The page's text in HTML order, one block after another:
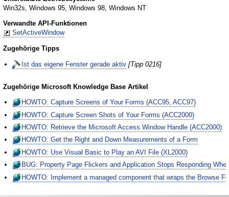
Win32s, Windows 95, Windows 98, Windows NT
Verwandte API-Funktionen
SetActiveWindow
Zugehörige Tipps
Ist das eigene Fenster gerade aktiv [Tipp 0216]
Zugehörige Microsoft Knowledge Base Artikel
HOWTO: Capture Screens of Your Forms (ACC95, ACC97)
HOWTO: Capture Screen Shots of Your Forms (ACC2000)
HOWTO: Retrieve the Microsoft Access Window Handle (ACC2000)
HOWTO: Get the Right and Down Measurements of a Form
HOWTO: Use Visual Basic to Play an AVI File (XL2000)
BUG: Property Page Flickers and Application Stops Responding
HOWTO: Implement a managed component that wraps the Browse